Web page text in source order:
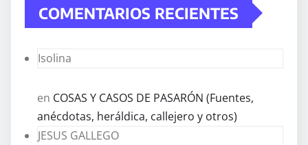
COMENTARIOS RECIENTES
Isolina
en COSAS Y CASOS DE PASARÓN (Fuentes,
anécdotas, heráldica, callejero y otros)
JESUS GALLEGO